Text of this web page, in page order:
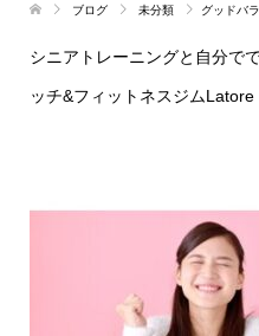
ブログ 未分類 グッドバ
シニアトレーニングと自分で
ッチ&フィットネスジムLatore